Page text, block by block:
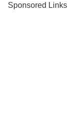
Sponsored Links